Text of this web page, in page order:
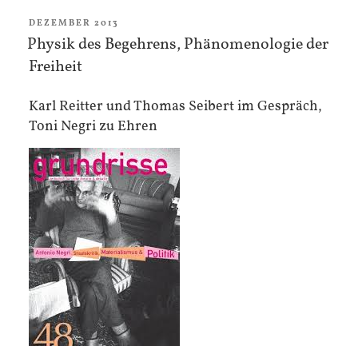
und
Anti-
Imperialität“
VERÖFFENTLICHT
AM
DEZEMBER 2013
Physik des Begehrens, Phänomenologie der
Freiheit
Karl Reitter und Thomas Seibert im Gespräch,
Toni Negri zu Ehren